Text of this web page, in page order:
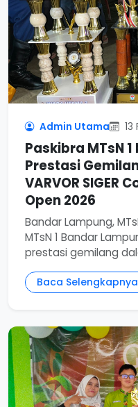
Admin Utama
Paskibra MTsN
Prestasi
VARVOR SIGER
Open 2026
Bandar Lampung,
MTsN 1 Bandar
prestasi gemilang
Baca Selengkapnya